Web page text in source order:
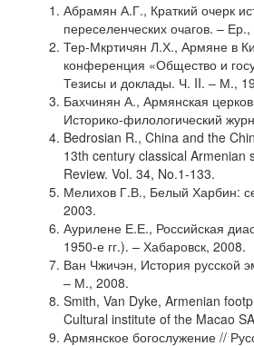
Абрамян А.Г., Краткий очерк
переселенческих очагов. –
Тер-Мкртичян Л.Х., Армяне в
конференция «Общество и
Тезисы и доклады. Ч. II. – М.,
Бахчинян А., Армянская
Историко-филологический
Bedrosian R., China and the
13th century classical Armenian
Review. Vol. 34, No.1-133.
Мелихов Г.В., Белый Харбин:
2003.
Аурилене Е.Е., Российская
1950-е гг.). – Хабаровск, 2008.
Ван Чжичэн, История русской
– М., 2008.
Smith, Van Dyke, Armenian
Cultural institute of the Macao
Армянское богослужение //